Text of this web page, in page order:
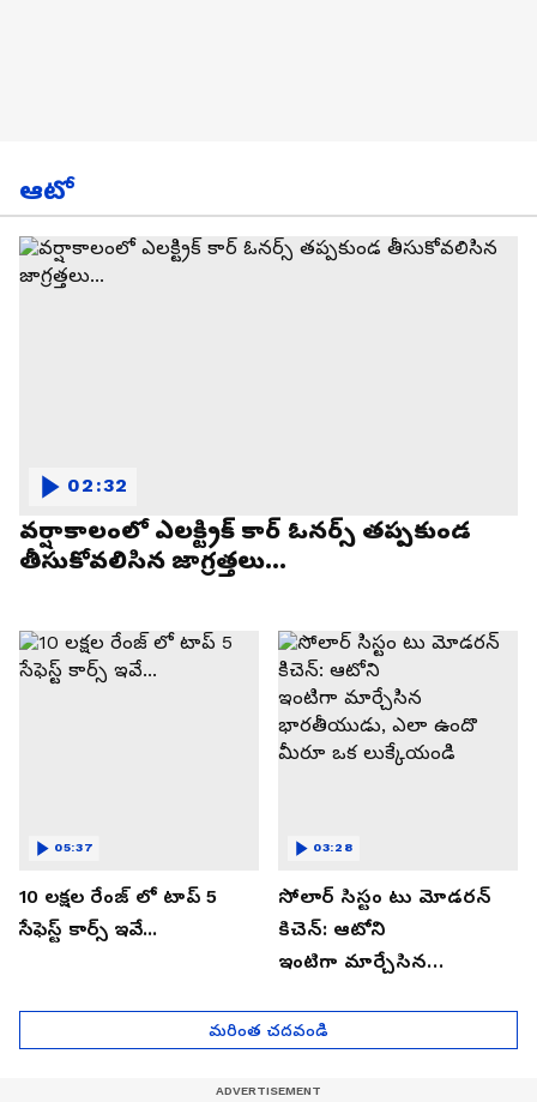
ఆటో
వర్షాకాలంలో ఎలక్ట్రిక్ కార్ ఓనర్స్ తప్పకుండ
తీసుకోవలిసిన జాగ్రత్తలు...
02:32
10 లక్షల రేంజ్ లో టాప్ 5
సేఫెస్ట్ కార్స్ ఇవే...
05:37
సోలార్ సిస్టం టు మోడరన్
కిచెన్: ఆటోని
ఇంటిగా మార్చేసిన
మీరూ ఒక లుక్కేయండి
03:28
మరింత చదవండి